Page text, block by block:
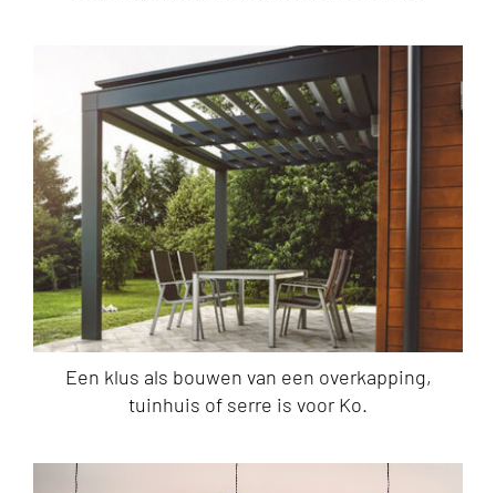
Een klus als bouwen van een overkapping,
tuinhuis of serre is voor Ko.